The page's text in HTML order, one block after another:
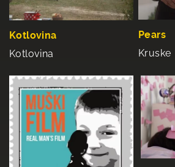
Kotlovina
Kotlovina
Pears
Kruske